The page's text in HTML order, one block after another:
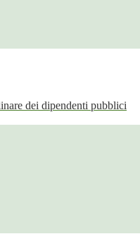
dei dipendenti pubblici